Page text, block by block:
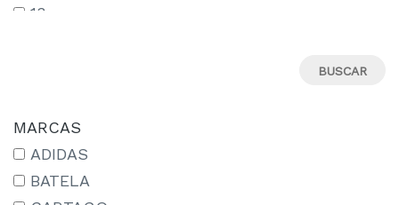
13
14-15 AÑOS
15-16 AÑOS
15/18
16
MARCAS
ADIDAS
BATELA